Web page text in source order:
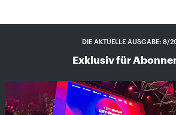
DIE AKTUELLE AUSGABE: 8/
Exklusiv für